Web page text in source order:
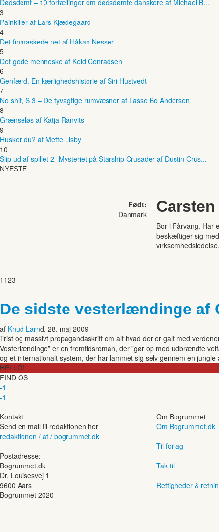
Dødsdømt – 10 fortællinger om dødsdømte danskere af Michael B...
3
Painkiller af Lars Kjædegaard
4
Det finmaskede net af Håkan Nesser
5
Det gode menneske af Keld Conradsen
6
Genfærd. En kærlighedshistorie af Siri Hustvedt
7
No shit, S 3 – De tyvagtige rumvæsner af Lasse Bo Andersen
8
Grænseløs af Katja Ranvits
9
Husker du? af Mette Lisby
10
Slip ud af spillet 2- Mysteriet på Starship Crusader af Dustin Crus...
NYESTE
Født:
Danmark
Bor i Fårvang. Har
beskæftiger sig
virksomhedsledelse.
1123
De sidste vesterlændinge af
af Knud Larnd. 28. maj 2009
Trist og massivt propagandaskrift om alt hvad der er galt med
Vesterlændinge” er en fremtidsroman, der ”gør op med udbrændte
og et internationalt system, der har lammet sig selv gennem en
HELLO!
FIND OS
-1
-1
Kontakt
Send en mail til redaktionen her
redaktionen / at / bogrummet.dk
Postadresse:
Bogrummet.dk
Dr. Louisesvej 1
9600 Aars
Om Bogrummet
Om Bogrummet.dk
Til forlag
Tak til
Rettigheder &
Bogrummet 2020